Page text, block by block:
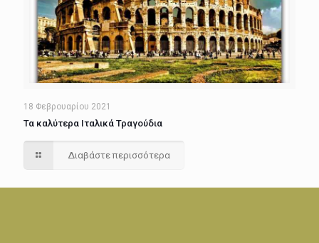
18 Φεβρουαρίου 2021
Τα καλύτερα Ιταλικά Τραγούδια
Διαβάστε περισσότερα